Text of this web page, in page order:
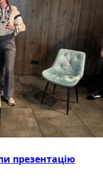
презентацію